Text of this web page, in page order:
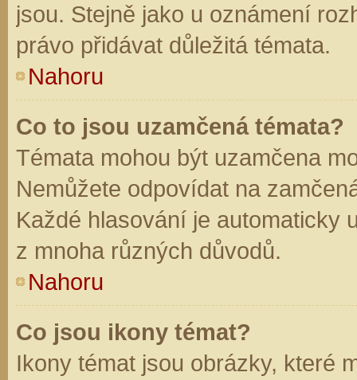
jsou. Stejně jako u oznámení
právo přidávat důležitá témata.
Nahoru
Co to jsou uzamčená témata?
Témata mohou být uzamčena
Nemůžete odpovídat na
Každé hlasování je automaticky
z mnoha různých důvodů.
Nahoru
Co jsou ikony témat?
Ikony témat jsou obrázky, které